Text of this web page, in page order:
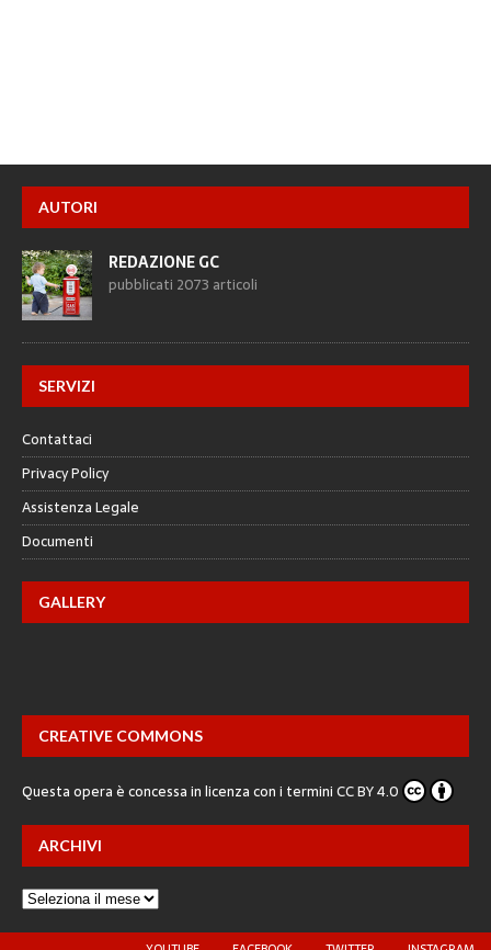
AUTORI
REDAZIONE GC
pubblicati 2073 articoli
SERVIZI
Contattaci
Privacy Policy
Assistenza Legale
Documenti
GALLERY
CREATIVE COMMONS
Questa opera è concessa in licenza con i terminiCC BY 4.0
ARCHIVI